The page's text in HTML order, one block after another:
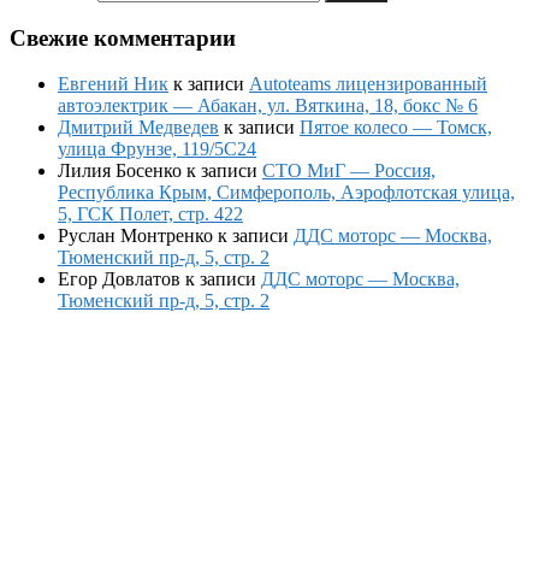
Свежие комментарии
Евгений Ник к записи Autoteams лицензированный
автоэлектрик — Абакан, ул. Вяткина, 18, бокс № 6
Дмитрий Медведев к записи Пятое колесо — Томск,
улица Фрунзе, 119/5С24
Лилия Босенко к записи СТО МиГ — Россия,
Республика Крым, Симферополь, Аэрофлотская улица,
5, ГСК Полет, стр. 422
Руслан Монтренко к записи ДДС моторс — Москва,
Тюменский пр-д, 5, стр. 2
Егор Довлатов к записи ДДС моторс — Москва,
Тюменский пр-д, 5, стр. 2